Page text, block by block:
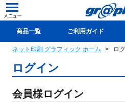
商品一覧 ご利用ガイド
新規会員登録(無料)
ネット印刷 グラフィック ホーム ロ
ログイン
会員様ログイン